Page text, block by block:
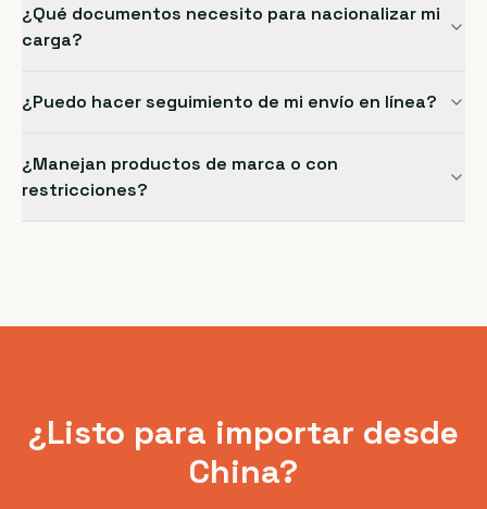
¿Qué documentos necesito para nacionalizar mi
carga?
¿Puedo hacer seguimiento de mi envío en línea?
¿Manejan productos de marca o con
restricciones?
¿Listo para importar desde
China?